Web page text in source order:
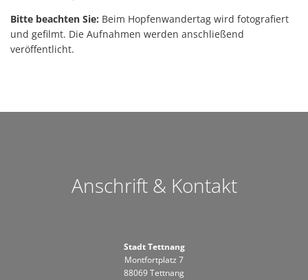
Bitte beachten Sie: Beim Hopfenwandertag wird fotografiert
und gefilmt. Die Aufnahmen werden anschließend
veröffentlicht.
Anschrift & Kontakt
Stadt Tettnang
Montfortplatz 7
88069 Tettnang